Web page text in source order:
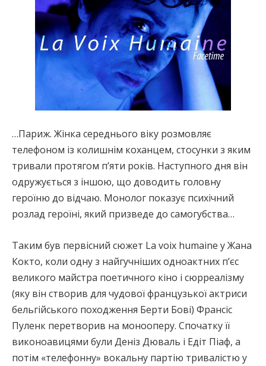
…Париж. Жінка середнього віку розмовляє
телефоном із колишнім коханцем, стосунки з яким
тривали протягом п’яти років. Наступного дня він
одружується з іншою, що доводить головну
героїню до відчаю. Монолог показує психічний
розлад героїні, який призведе до самогубства…
Таким був первісний сюжет La voix humaine у Жана
Кокто, коли одну з найгучніших одноактних п’єс
великого майстра поетичного кіно і сюрреалізму
(яку він створив для чудової французької актриси
бельгійського походження Берти Бові) Франсіс
Пуленк перетворив на монооперу. Спочатку її
виконоавицями були Деніз Дюваль і Едіт Піаф, а
потім «телефонну» вокальну партію тривалістю у